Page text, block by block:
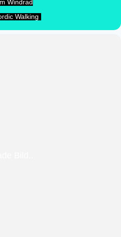
Windrad
Walking